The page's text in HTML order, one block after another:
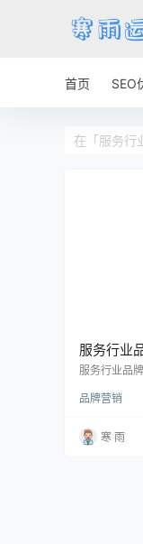
首页 SEO
服务行业
服务行业品
题】：服务
品牌如何制
果，成为了
品牌营销
寒 雨